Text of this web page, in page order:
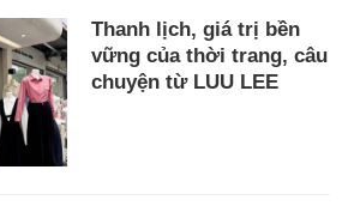
Thanh lịch, giá trị bền
vững của thời trang, câu
chuyện từ LUU LEE